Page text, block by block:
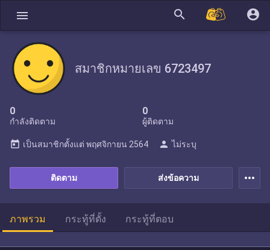
menu search account_circle
สมาชิกหมายเลข 6723497
0
กำลังติดตาม
0
ผู้ติดตาม
ส่งข้อความ
ติดตาม
today เป็นสมาชิกตั้งแต่ พฤศจิกายน 2564 person ไม่ระบุ
more_horiz
ภาพรวม กระทู้ที่ตั้ง กระทู้ที่ตอบ